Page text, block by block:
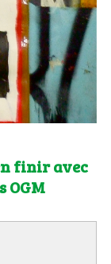
finir avec
OGM